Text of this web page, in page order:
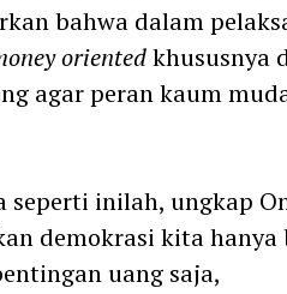
bahwa dalam
orientedkhususnya
agar peran kaum
seperti inilah, ungkap
demokrasi kita
uang saja,